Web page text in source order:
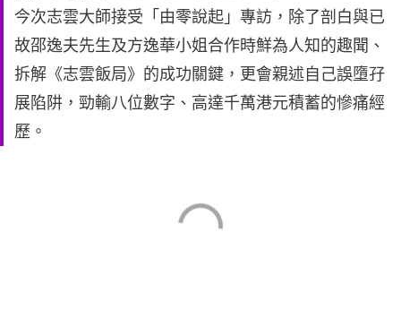
今次志雲大師接受「由零說起」專訪，除了剖白與已
故邵逸夫先生及方逸華小姐合作時鮮為人知的趣聞、
拆解《志雲飯局》的成功關鍵，更會親述自己誤墮孖
展陷阱，勁輸八位數字、高達千萬港元積蓄的慘痛經
歷。